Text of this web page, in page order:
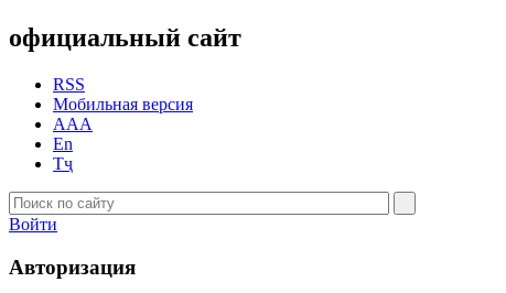
официальный сайт
RSS
Мобильная версия
AAA
En
Тҷ
Войти
Авторизация